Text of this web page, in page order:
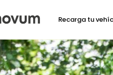
Recarga tu